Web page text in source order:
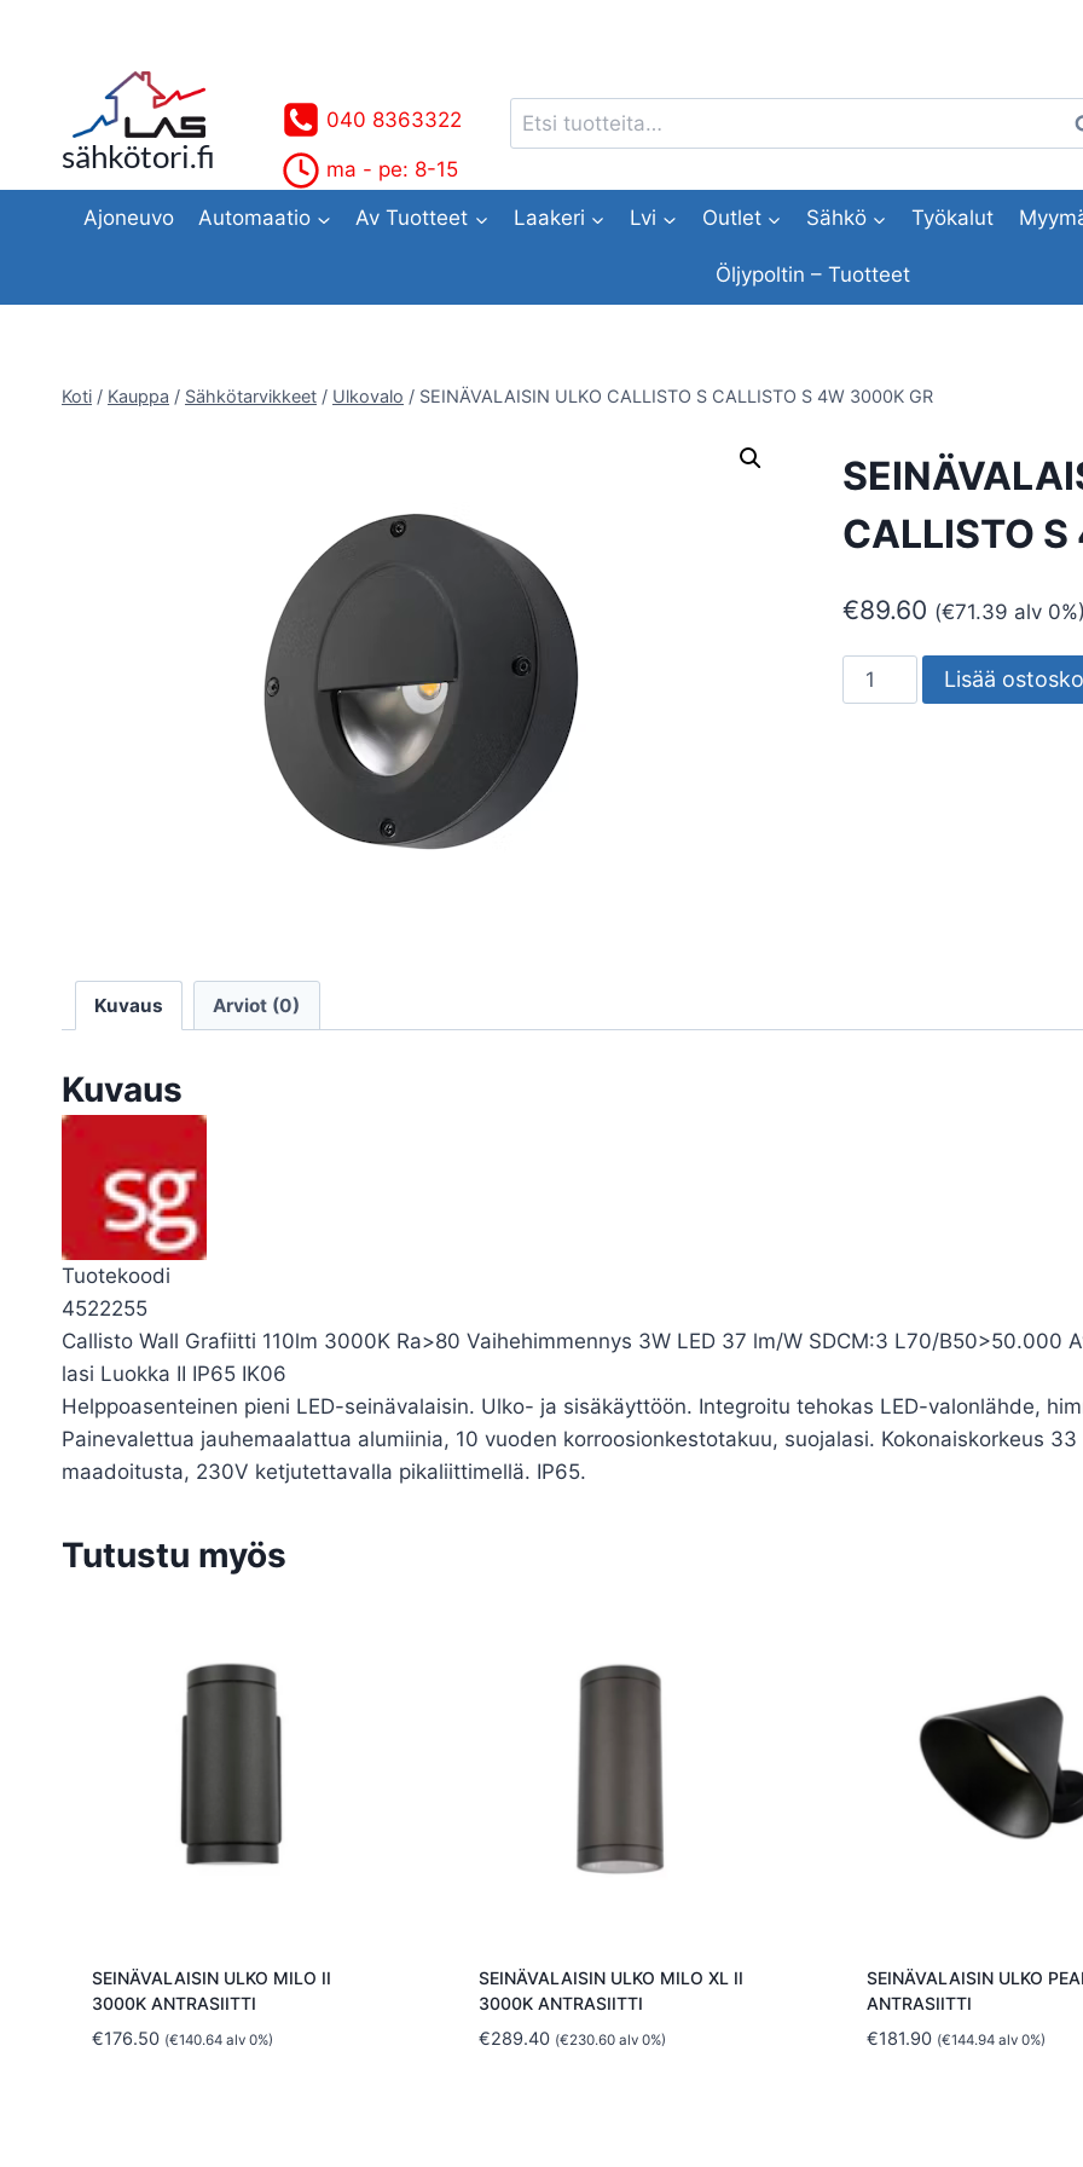
sähkötori.fi
040 8363322
ma - pe: 8-15
Etsi:
Ajoneuvo Automaatio Av Tuotteet Laakeri Lvi Outlet Sähkö Työkalut
Öljypoltin – Tuotteet
Koti / Kauppa / Sähkötarvikkeet / Ulkovalo / SEINÄVALAISIN ULKO CALLISTO S CALLISTO S 4W 3000K GR
CALLISTO
€89.60 (€71.39 alv 0%)
SEINÄVALAISIN
ULKO
Lisää
Kuvaus Arviot (0)
Kuvaus
Tuotekoodi
4522255
Callisto Wall Grafiitti 110lm 3000K Ra>80 Vaihehimmennys 3W LED 37 lm/W SDCM:3 L70/B50>50.000
lasi Luokka II IP65 IK06
Helppoasenteinen pieni LED-seinävalaisin. Ulko- ja sisäkäyttöön. Integroitu tehokas LED-valonlähde,
Painevalettua jauhemaalattua alumiinia, 10 vuoden korroosionkestotakuu, suojalasi. Kokonaiskorkeus
maadoitusta, 230V ketjutettavalla pikaliittimellä. IP65.
Tutustu myös
SEINÄVALAISIN ULKO MILO II
3000K ANTRASIITTI
€176.50 (€140.64alv 0%)
SEINÄVALAISIN ULKO MILO XL II
3000K ANTRASIITTI
€289.40 (€230.60 alv 0%)
SEINÄVALAISIN ULKO
ANTRASIITTI
€181.90 (€144.94alv 0%)